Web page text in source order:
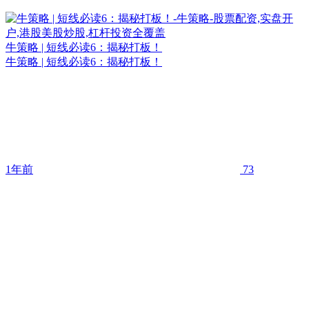
牛策略 | 短线必读6：揭秘打板！
牛策略 | 短线必读6：揭秘打板！
1年前 73